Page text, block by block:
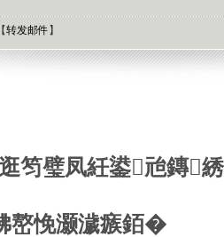
转发邮件 】
笉璧凤紝鍙兘鏄
嶅悗灏濊瘯銆�